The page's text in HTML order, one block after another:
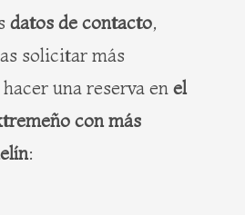
datos de contacto,
solicitar más
una reserva en el
con más
: